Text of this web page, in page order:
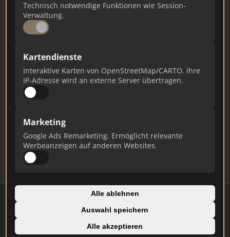
Technisch notwendige Funktionen wie Session-
Verwaltung.
Kartendienste
Interaktive Karten von OpenStreetMap/CARTO. Ihre
IP-Adresse wird an externe Server übertragen.
Marketing
Google Ads Remarketing. Ermöglicht relevante
Werbeanzeigen auf anderen Websites.
Alle ablehnen
Auswahl speichern
Alle akzeptieren
hug.immo
Gesamtpunkte
Ist das Ihr Unternehmen?
Daten und erhalten Sie monatliche Ranking-
Updates.
Profil beanspruchen
⭐ Etabliert